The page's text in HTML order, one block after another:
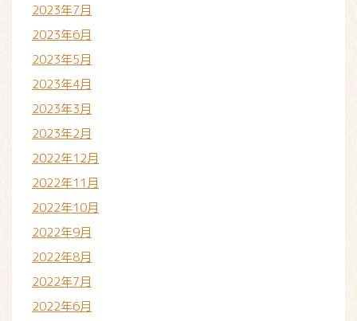
2023年7月
2023年6月
2023年5月
2023年4月
2023年3月
2023年2月
2022年12月
2022年11月
2022年10月
2022年9月
2022年8月
2022年7月
2022年6月